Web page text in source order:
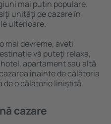
mai puțin populare.
unităţi de cazare în
ulterioare.
mai devreme, aveți
vă puteţi relaxa,
apartament sau altă
înainte de călătoria
de o călătorie liniştită.
cazare